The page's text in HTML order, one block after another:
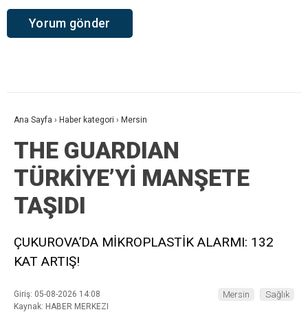
Ana Sayfa › Haber kategori › Mersin
THE GUARDIAN
TÜRKİYE’Yİ MANŞETE
TAŞIDI
ÇUKUROVA’DA MİKROPLASTİK ALARMI: 132
KAT ARTIŞ!
Giriş: 05-08-2026 14:08
Kaynak: HABER MERKEZI
Mersin Sağlık